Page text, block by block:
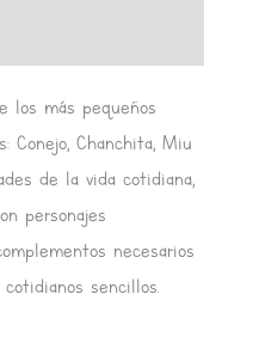
los más pequeños
Conejo, Chanchita, Miu
de la vida cotidiana,
personajes
necesarios
sencillos.